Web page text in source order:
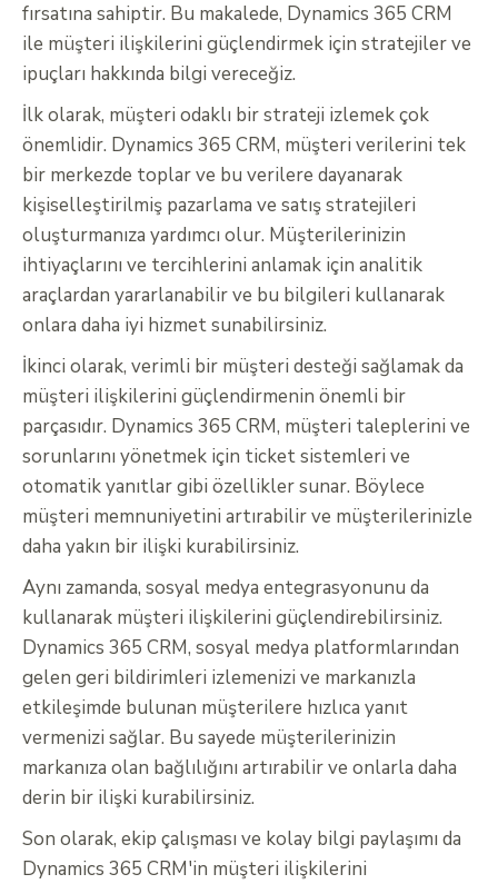
fırsatına sahiptir. Bu makalede, Dynamics 365 CRM
ile müşteri ilişkilerini güçlendirmek için stratejiler ve
ipuçları hakkında bilgi vereceğiz.
İlk olarak, müşteri odaklı bir strateji izlemek çok
önemlidir. Dynamics 365 CRM, müşteri verilerini tek
bir merkezde toplar ve bu verilere dayanarak
kişiselleştirilmiş pazarlama ve satış stratejileri
oluşturmanıza yardımcı olur. Müşterilerinizin
ihtiyaçlarını ve tercihlerini anlamak için analitik
araçlardan yararlanabilir ve bu bilgileri kullanarak
onlara daha iyi hizmet sunabilirsiniz.
İkinci olarak, verimli bir müşteri desteği sağlamak da
müşteri ilişkilerini güçlendirmenin önemli bir
parçasıdır. Dynamics 365 CRM, müşteri taleplerini ve
sorunlarını yönetmek için ticket sistemleri ve
otomatik yanıtlar gibi özellikler sunar. Böylece
müşteri memnuniyetini artırabilir ve müşterilerinizle
daha yakın bir ilişki kurabilirsiniz.
Aynı zamanda, sosyal medya entegrasyonunu da
kullanarak müşteri ilişkilerini güçlendirebilirsiniz.
Dynamics 365 CRM, sosyal medya platformlarından
gelen geri bildirimleri izlemenizi ve markanızla
etkileşimde bulunan müşterilere hızlıca yanıt
vermenizi sağlar. Bu sayede müşterilerinizin
markanıza olan bağlılığını artırabilir ve onlarla daha
derin bir ilişki kurabilirsiniz.
Son olarak, ekip çalışması ve kolay bilgi paylaşımı da
Dynamics 365 CRM'in müşteri ilişkilerini